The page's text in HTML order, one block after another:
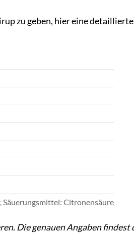
zu geben, hier eine
Säuerungsmittel: Citronensäure
Die genauen Angaben findest